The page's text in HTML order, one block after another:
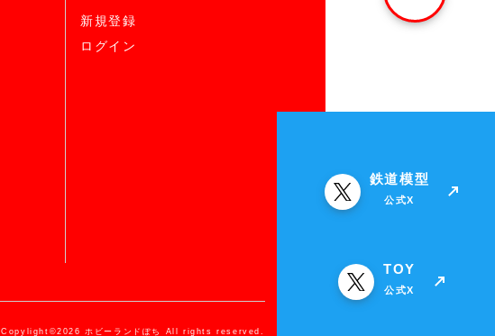
新規登録
ログイン
Copylight©2026 ホビーランドぽち All rights reserved.
鉄道模型
公式X
TOY
公式X